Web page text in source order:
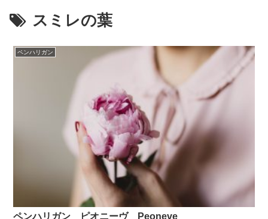
スミレの葉
ペンハリガン
ペンハリガン ピオニーヴ Peoneve